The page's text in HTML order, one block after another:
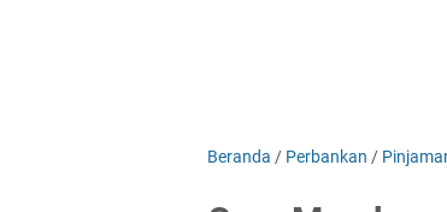
Beranda / Perbankan /